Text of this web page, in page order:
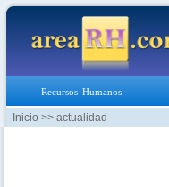
Recursos Humanos
Inicio >> actualidad